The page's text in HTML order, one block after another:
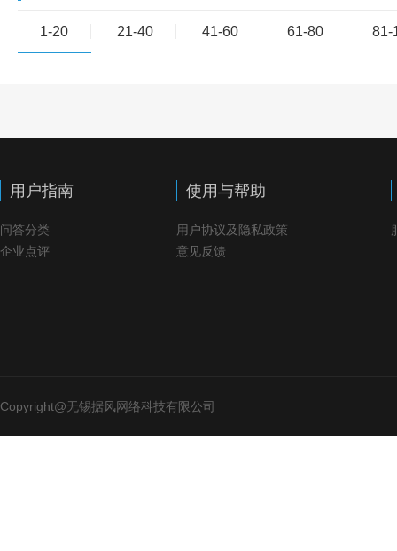
1-20 21-40 41-60 61-80 81-
用户指南
问答分类
企业点评
使用与帮助
用户协议及隐私政策
意见反馈
Copyright@无锡据风网络科技有限公司